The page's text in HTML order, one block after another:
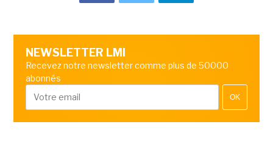
NEWSLETTER LMI
Recevez notre newsletter comme plus de 50000
abonnés
OK